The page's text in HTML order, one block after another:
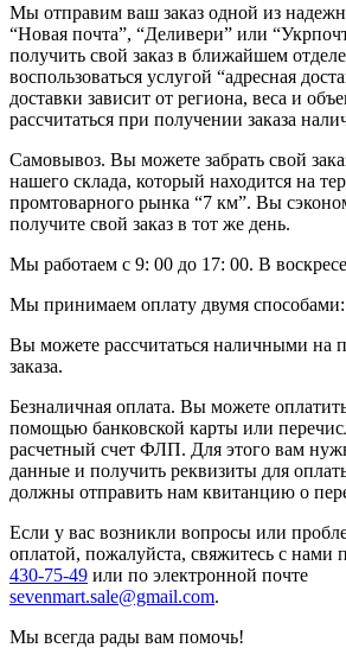
Мы отправим ваш заказ одной из
“Новая почта”, “Деливери” или
получить свой заказ в ближайшем
воспользоваться услугой “адресная
доставки зависит от региона, веса и
рассчитаться при получении заказа
Самовывоз. Вы можете забрать свой
нашего склада, который находится на
промтоварного рынка “7 км”. Вы
получите свой заказ в тот же день.
Мы работаем с 9: 00 до 17: 00. В
Мы принимаем оплату двумя способами:
Вы можете рассчитаться наличными на
заказа.
Безналичная оплата. Вы можете
помощью банковской карты или
расчетный счет ФЛП. Для этого вам
данные и получить реквизиты для
должны отправить нам квитанцию о
Если у вас возникли вопросы или
оплатой, пожалуйста, свяжитесь с нами
430-75-49 или по электронной почте
sevenmart.sale@gmail.com.
Мы всегда рады вам помочь!